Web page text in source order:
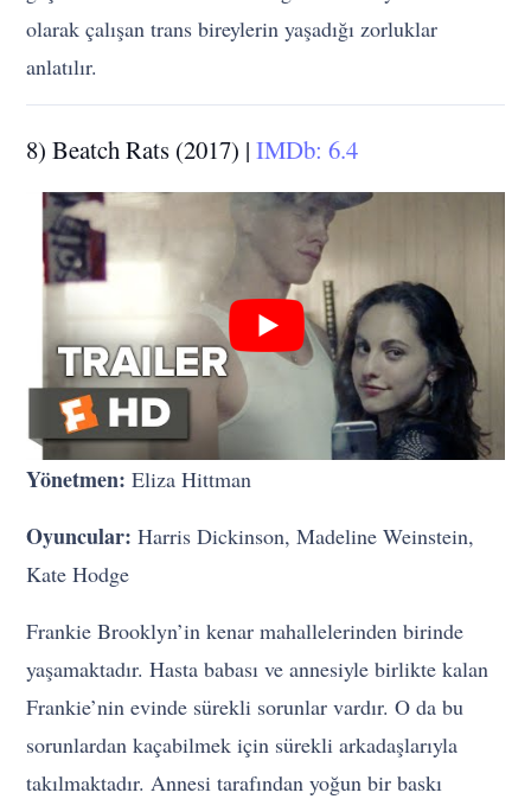
olarak çalışan trans bireylerin yaşadığı zorluklar
anlatılır.
8) Beatch Rats (2017) |IMDb: 6.4
Yönetmen: Eliza Hittman
Oyuncular: Harris Dickinson, Madeline Weinstein,
Kate Hodge
Frankie Brooklyn’in kenar mahallelerinden birinde
yaşamaktadır. Hasta babası ve annesiyle birlikte kalan
Frankie’nin evinde sürekli sorunlar vardır. O da bu
sorunlardan kaçabilmek için sürekli arkadaşlarıyla
takılmaktadır. Annesi tarafından yoğun bir baskı